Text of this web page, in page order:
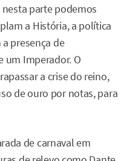
nesta parte podemos
a História, a política
presença de
um Imperador. O
a crise do reino,
de ouro por notas, para
de carnaval em